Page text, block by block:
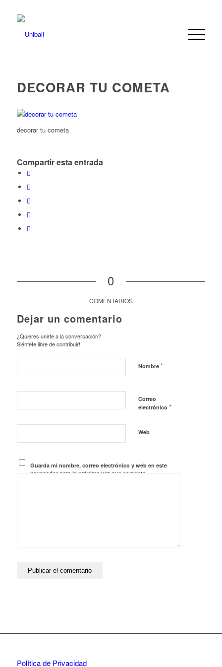
DECORAR TU COMETA
decorar tu cometa
Compartir esta entrada
0
COMENTARIOS
Dejar un comentario
¿Quieres unirte a la conversación?
Siéntete libre de contribuir!
Nombre *
Correo
electrónico *
Web
Guarda mi nombre, correo electrónico y web en este
navegador para la próxima vez que comente.
Política de Privacidad